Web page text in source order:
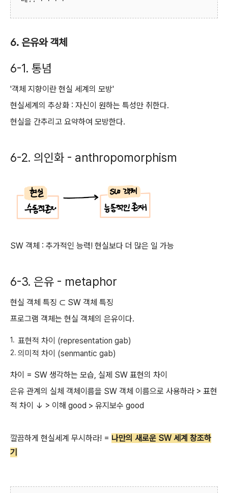
6. 은유와 객체
6-1. 통념
'객체 지향이란 현실 세계의 모방'
현실세계의 추상화 : 자신이 원하는 특성만 취한다.
현실을 간추리고 요약하여 모방한다.
6-2. 의인화 - anthropomorphism
SW 객체 : 추가적인 능력! 현실보다 더 많은 일 가능
6-3. 은유 - metaphor
현실 객체 특징 ⊂ SW 객체 특징
프로그램 객체는 현실 객체의 은유이다.
표현적 차이 (representation gab)
의미적 차이 (senmantic gab)
차이 = SW 생각하는 모습, 실제 SW 표현의 차이
은유 관계의 실체 객체이름을 SW 객체 이름으로 사용하라 > 표현
적 차이 ↓ > 이해 good > 유지보수 good
깔끔하게 현실세계 무시하라! = 나만의 새로운 SW 세계 창조하
기